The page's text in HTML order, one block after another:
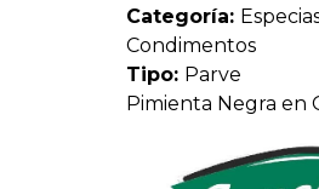
Categoría:
Condimentos
Tipo: Parve
Pimienta Negra en